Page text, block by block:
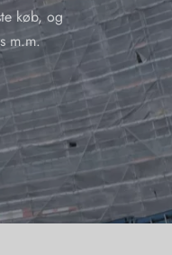
køb, og
m.m.
(SKU):
Karmamia, Kjoler
Karmamia